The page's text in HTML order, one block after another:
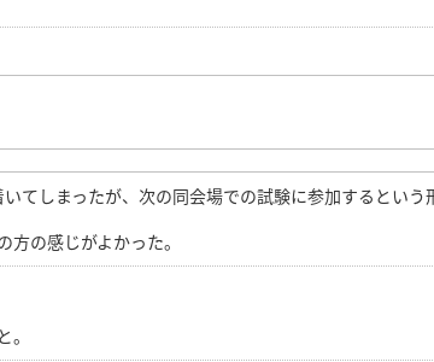
てしまったが、次の同会場での試験に参加するという
の感じがよかった。